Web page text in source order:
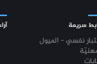
سريعة
نفسي - الميول